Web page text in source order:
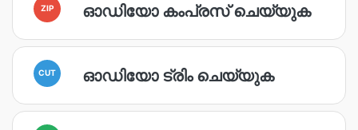
ZIP ഓഡിയോ കംപ്രസ് ചെയ്യുക
CUT ഓഡിയോ ട്രിം ചെയ്യുക